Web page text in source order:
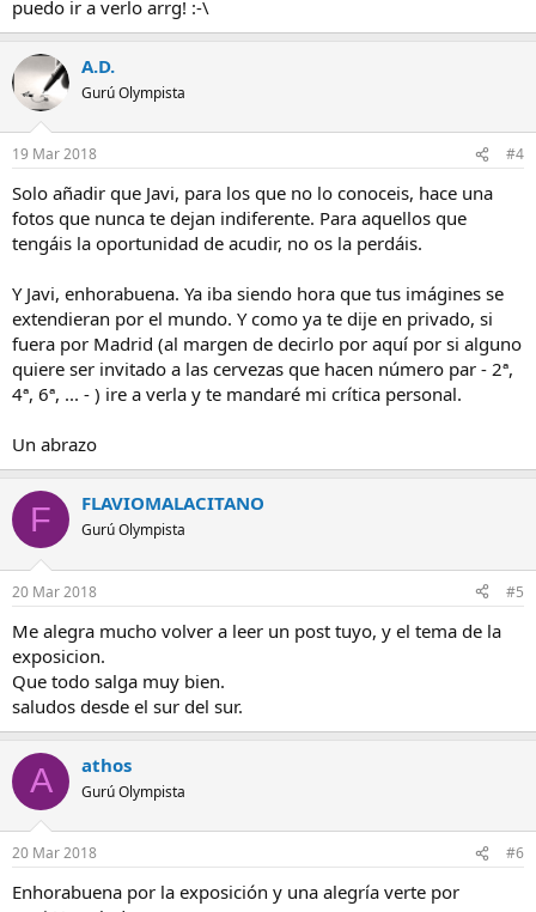
puedo ir a verlo arrg! :-\
A.D.
Gurú Olympista
19 Mar 2018 #4
Solo añadir que Javi, para los que no lo conoceis, hace una
fotos que nunca te dejan indiferente. Para aquellos que
tengáis la oportunidad de acudir, no os la perdáis.
Y Javi, enhorabuena. Ya iba siendo hora que tus imágines se
extendieran por el mundo. Y como ya te dije en privado, si
fuera por Madrid (al margen de decirlo por aquí por si alguno
quiere ser invitado a las cervezas que hacen número par - 2ª,
4ª, 6ª, ... - ) ire a verla y te mandaré mi crítica personal.
Un abrazo
F FLAVIOMALACITANO
Gurú Olympista
20 Mar 2018 #5
Me alegra mucho volver a leer un post tuyo, y el tema de la
exposicion.
Que todo salga muy bien.
saludos desde el sur del sur.
A athos
Gurú Olympista
20 Mar 2018 #6
Enhorabuena por la exposición y una alegría verte por